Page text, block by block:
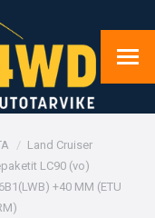
Land Cruiser
LC90 (vo)
+40 MM (ETU